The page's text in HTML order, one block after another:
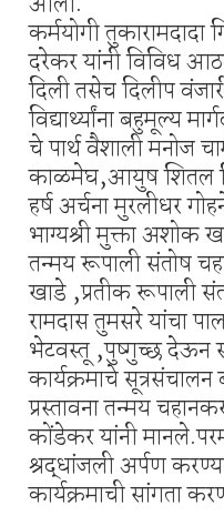
कर्मयोगी तुकारामदादा
दरेकर यांनी विविध
दिली तसेच दिलीप
विद्यार्थ्यांना बहुमूल्य
चे पार्थ वैशाली मनोज
काळमेघ,आयुष शितल
हर्ष अर्चना मुरलीधर
भाग्यश्री मुक्ता अशोक
तन्मय रूपाली संतोष
खाडे ,प्रतीक रूपाली
रामदास तुमसरे यांचा
भेटवस्तू ,पुष्गुच्छ देऊन
कार्यक्रमाचे
प्रस्तावना तन्मय
कोंडेकर यांनी
श्रद्धांजली अर्पण
कार्यक्रमाची सांगता